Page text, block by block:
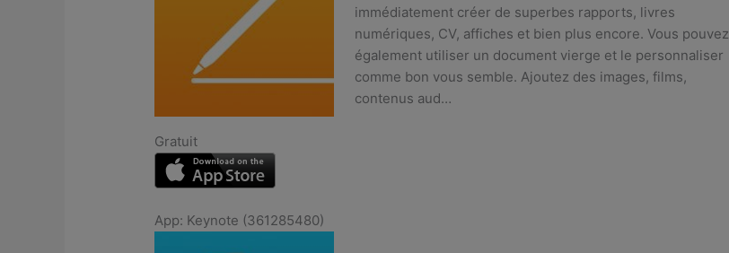
immédiatement créer de superbes rapports, livres
numériques, CV, affiches et bien plus encore. Vous pouvez
également utiliser un document vierge et le personnaliser
comme bon vous semble. Ajoutez des images, films,
contenus aud…
Gratuit
App: Keynote (361285480)